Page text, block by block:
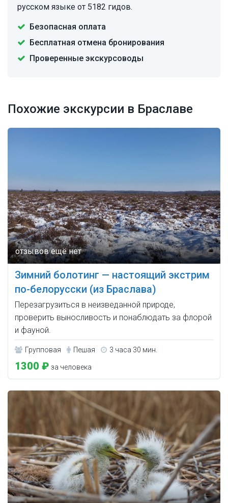
русском языке от 5182 гидов.
Безопасная оплата
Бесплатная отмена бронирования
Проверенные экскурсоводы
Похожие экскурсии в Браславе
Зимний болотинг — настоящий экстрим
по-белорусски (из Браслава)
Перезагрузиться в неизведанной природе,
проверить выносливость и понаблюдать за флорой
и фауной.
Групповая Пешая 3 часа 30 мин.
1300 ₽ за человека